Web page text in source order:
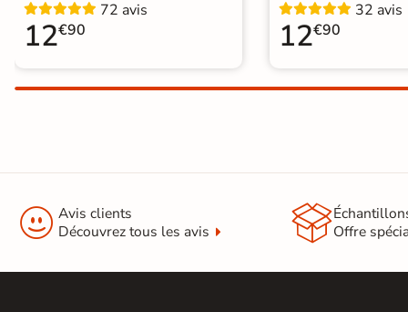
Recevez vos
enquelques jours
* Seuls les frais
seront facturés
et remboursés
commande
72 avis
12€90
32 avis
12€90
 Avis clients
Découvrez tous les avis
Offre